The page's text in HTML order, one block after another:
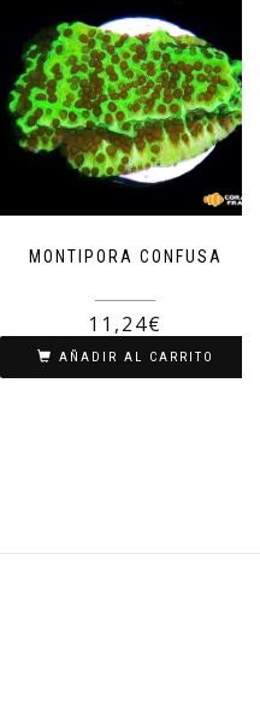
MONTIPORA CONFUSA
14,99€
11,24€
AÑADIR AL CARRITO